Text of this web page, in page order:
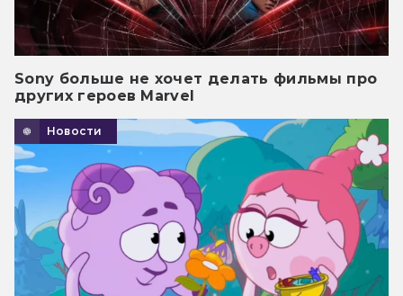
Sony больше не хочет делать фильмы про
других героев Marvel
Новости